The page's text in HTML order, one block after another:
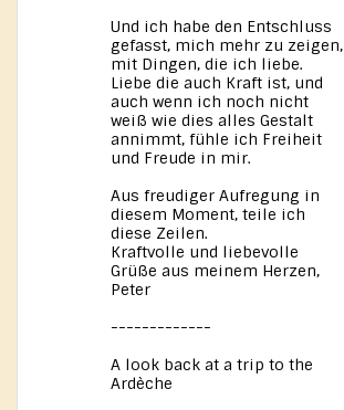
Und ich habe den Entschluss
gefasst, mich mehr zu zeigen,
mit Dingen, die ich liebe.
Liebe die auch Kraft ist, und
auch wenn ich noch nicht
weiß wie dies alles Gestalt
annimmt, fühle ich Freiheit
und Freude in mir.
Aus freudiger Aufregung in
diesem Moment, teile ich
diese Zeilen.
Kraftvolle und liebevolle
Grüße aus meinem Herzen,
Peter
-------------
A look back at a trip to the
Ardèche